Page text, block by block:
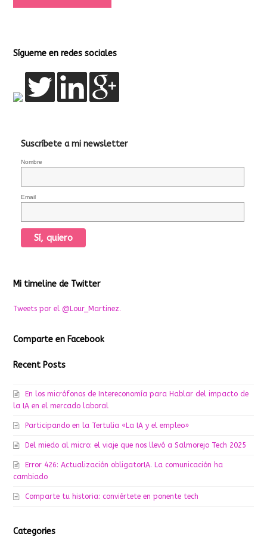
Sígueme en redes sociales
Suscríbete a mi newsletter
Nombre
Email
Mi timeline de Twitter
Tweets por el @Lour_Martinez.
Comparte en Facebook
Recent Posts
En los micrófonos de Intereconomía para Hablar del impacto de
la IA en el mercado laboral
Participando en la Tertulia «La IA y el empleo»
Del miedo al micro: el viaje que nos llevó a Salmorejo Tech 2025
Error 426: Actualización obligatorIA. La comunicación ha
cambiado
Comparte tu historia: conviértete en ponente tech
Categories